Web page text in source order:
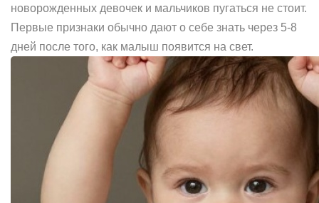
новорожденных девочек и мальчиков пугаться не стоит.
Первые признаки обычно дают о себе знать через 5-8
дней после того, как малыш появится на свет.